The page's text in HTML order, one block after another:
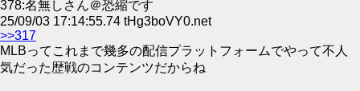
378:名無しさん＠恐縮です
25/09/03 17:14:55.74 tHg3boVY0.net
>>317
MLBってこれまで幾多の配信プラットフォームでやって不人
気だった歴戦のコンテンツだからね